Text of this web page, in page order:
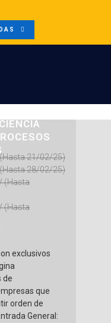
(Hasta 21/02/25)
(Hasta 28/02/25)
(Hasta
(Hasta
exclusivos
de
que
orden de
General: